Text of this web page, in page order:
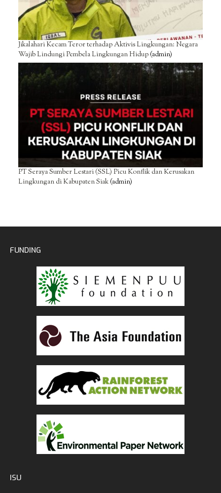
Jikalahari Kecam Teror terhadap Aktivis Lingkungan: Negara
Wajib Lindungi Pembela Lingkungan Hidup(admin)
PT Seraya Sumber Lestari (SSL) Picu Konflik dan Kerusakan
Lingkungan di Kabupaten Siak(admin)
FUNDING
ISU